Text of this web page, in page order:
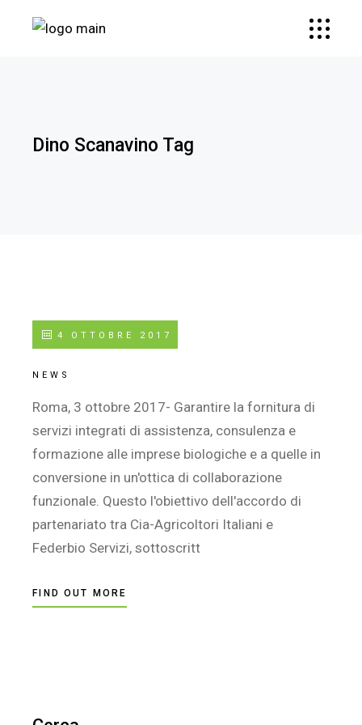
Dino Scanavino Tag
4 OTTOBRE 2017
NEWS
Roma, 3 ottobre 2017- Garantire la fornitura di
servizi integrati di assistenza, consulenza e
formazione alle imprese biologiche e a quelle in
conversione in un'ottica di collaborazione
funzionale. Questo l'obiettivo dell'accordo di
partenariato tra Cia-Agricoltori Italiani e
Federbio Servizi, sottoscritt
FIND OUT MORE